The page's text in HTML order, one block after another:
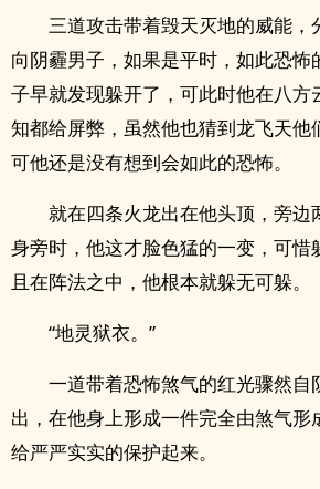
三道攻击带着毁天灭地的威能，
向阴霾男子，如果是平时，如此恐怖
子早就发现躲开了，可此时他在八方
知都给屏弊，虽然他也猜到龙飞天他
可他还是没有想到会如此的恐怖。
就在四条火龙出在他头顶，旁边
身旁时，他这才脸色猛的一变，可惜
且在阵法之中，他根本就躲无可躲。
“地灵狱衣。”
一道带着恐怖煞气的红光骤然自
出，在他身上形成一件完全由煞气形
给严严实实的保护起来。